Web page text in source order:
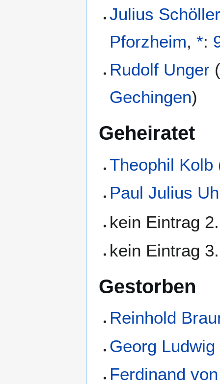
Julius
Pforzheim,*:
Rudolf Unger
Gechingen)
Geheiratet
Theophil Kolb
Paul Julius
kein Eintrag
kein Eintrag
Gestorben
Reinhold
Georg
Ferdinand